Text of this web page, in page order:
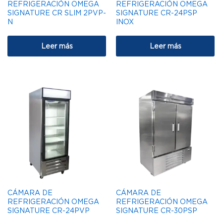
REFRIGERACIÓN OMEGA
SIGNATURE CR SLIM 2PVP-
N
Leer más
REFRIGERACIÓN OMEGA
SIGNATURE CR-24PSP
INOX
Leer más
CÁMARA DE
REFRIGERACIÓN OMEGA
SIGNATURE CR-24PVP
CÁMARA DE
REFRIGERACIÓN OMEGA
SIGNATURE CR-30PSP